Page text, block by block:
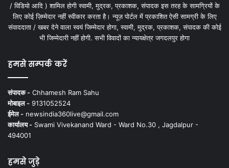
/ विडियो आदि ) शामिल होगी स्वामी, मुद्रक, प्रकाशक, संपादक इस तरह के सामग्रियों के
लिए कोई ज़िम्मेदार नहीं स्वीकार करता है। न्यूज़ पोर्टल में प्रकाशित ऐसी सामग्री के लिए
संवाददाता / खबर देने वाला स्वयं जिम्मेदार होगा, स्वामी, मुद्रक, प्रकाशक, संपादक की कोई
भी जिम्मेदारी नहीं होगी. सभी विवादों का न्यायक्षेत्र जगदलपुर होगा
हमसे सम्पर्क करें
संपादक - Chhamesh Ram Sahu
मोबाइल - 9131052524
ईमेल - newsindia360live@gmail.com
कार्यालय - Swami Vivekanand Ward - Ward No.30 , Jagdalpur -
494001
हमसे जुड़े